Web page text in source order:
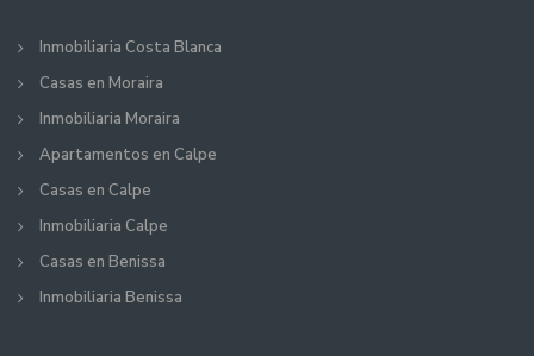
Inmobiliaria Costa Blanca
Casas en Moraira
Inmobiliaria Moraira
Apartamentos en Calpe
Casas en Calpe
Inmobiliaria Calpe
Casas en Benissa
Inmobiliaria Benissa